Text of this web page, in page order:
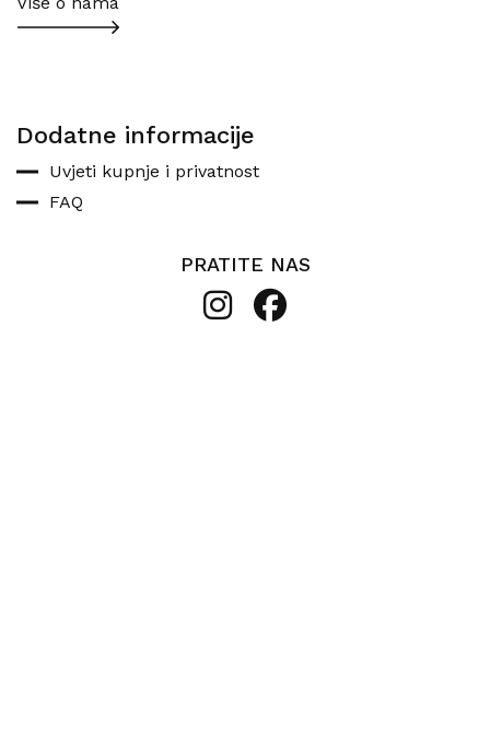
Dodatne informacije
Uvjeti kupnje i privatnost
FAQ
PRATITE NAS